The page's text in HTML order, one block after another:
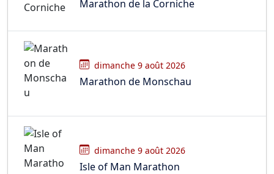
Marathon de la Corniche
dimanche 9 août 2026
Marathon de Monschau
dimanche 9 août 2026
Isle of Man Marathon